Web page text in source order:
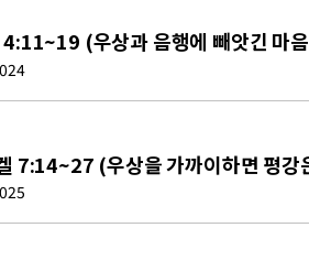
(우상과 음행에 빼앗긴 마
7:14~27 (우상을 가까이하면 평강